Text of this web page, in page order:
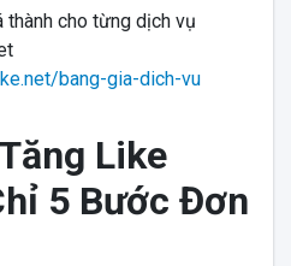
thành cho từng dịch vụ
bang-gia-dich-vu
Like
5 Bước Đơn